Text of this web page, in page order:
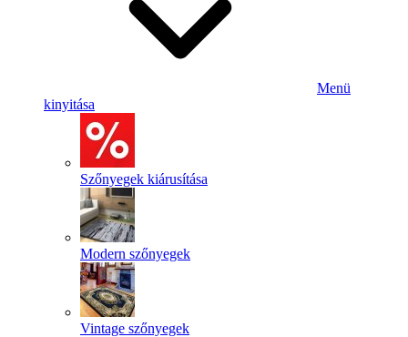
Menü
kinyitása
Szőnyegek kiárusítása
Modern szőnyegek
Vintage szőnyegek